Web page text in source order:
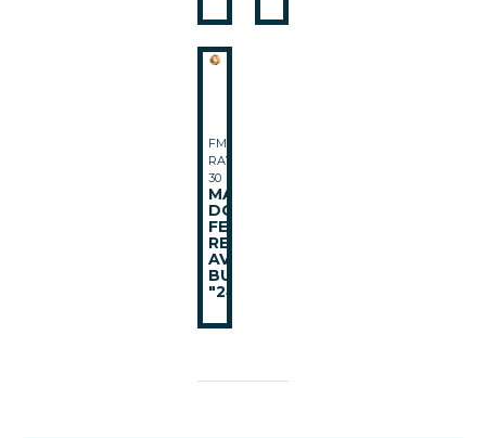
FMI-
RAV-
30
MANCHON
DOUBLE
FEMELLE
REDUIT
AVEC
BUTEE
"240B"